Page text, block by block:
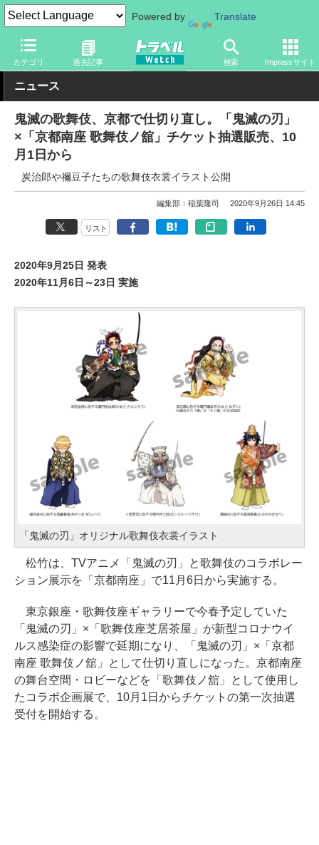
Powered by Translate
カテゴリ 過去記事 検索 Impressサイト
トラベル Watch 地域 国内旅行 京都・大阪
ニュース
鬼滅の歌舞伎、京都で仕切り直し。「鬼滅の刃」
×「京都南座 歌舞伎ノ舘」チケット抽選販売、10
月1日から
炭治郎や禰豆子たちの歌舞伎衣裳イラスト公開
編集部：稲葉隆司 2020年9月26日 14:45
リスト
2020年9月25日 発表
2020年11月6日～23日 実施
「鬼滅の刃」オリジナル歌舞伎衣裳イラスト
松竹は、TVアニメ「鬼滅の刃」と歌舞伎のコラボレー
ション展示を「京都南座」で11月6日から実施する。
東京銀座・歌舞伎座ギャラリーで今春予定していた
「鬼滅の刃」×「歌舞伎座芝居茶屋」が新型コロナウイ
ルス感染症の影響で延期になり、「鬼滅の刃」×「京都
南座 歌舞伎ノ舘」として仕切り直しになった。京都南座
の舞台空間・ロビーなどを「歌舞伎ノ舘」として使用し
たコラボ企画展で、10月1日からチケットの第一次抽選
受付を開始する。